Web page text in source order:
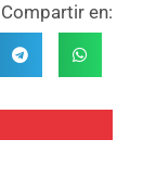
Compartir en: